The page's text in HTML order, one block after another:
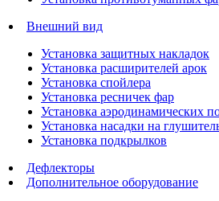
Внешний вид
Установка защитных накладок
Установка расширителей арок
Установка спойлера
Установка ресничек фар
Установка аэродинамических
Установка насадки на
Установка подкрылков
Дефлекторы
Дополнительное оборудование